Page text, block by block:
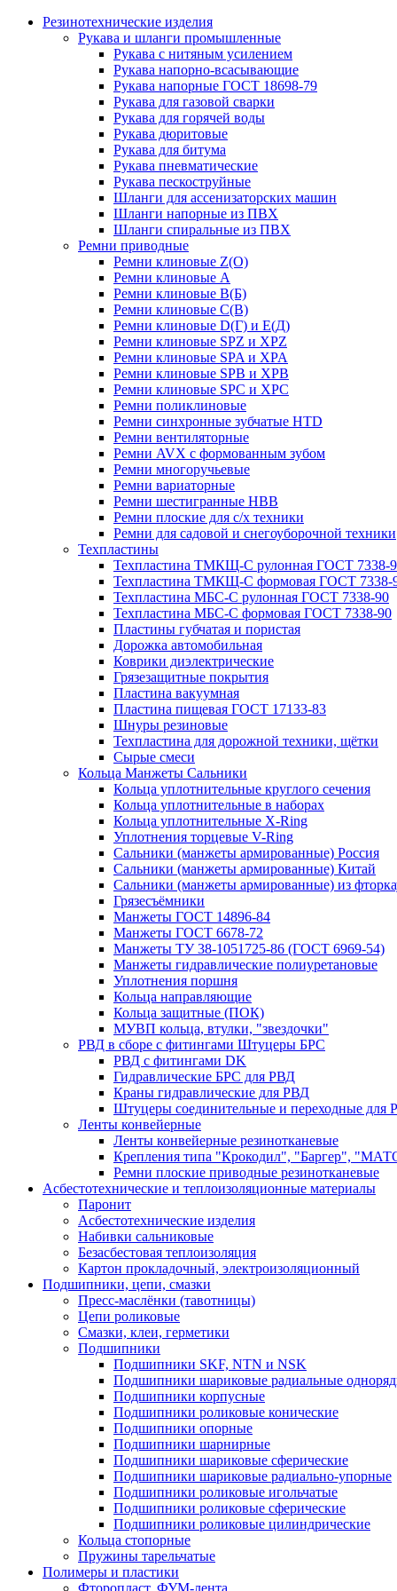
Резинотехнические изделия
Рукава и шланги промышленные
Рукава с нитяным усилением
Рукава напорно-всасывающие
Рукава напорные ГОСТ 18698-79
Рукава для газовой сварки
Рукава для горячей воды
Рукава дюритовые
Рукава для битума
Рукава пневматические
Рукава пескоструйные
Шланги для ассенизаторских машин
Шланги напорные из ПВХ
Шланги спиральные из ПВХ
Ремни приводные
Ремни клиновые Z(О)
Ремни клиновые А
Ремни клиновые В(Б)
Ремни клиновые С(В)
Ремни клиновые D(Г) и Е(Д)
Ремни клиновые SPZ и XPZ
Ремни клиновые SPA и XPA
Ремни клиновые SPB и XPB
Ремни клиновые SPC и XPC
Ремни поликлиновые
Ремни синхронные зубчатые HTD
Ремни вентиляторные
Ремни AVX с формованным зубом
Ремни многоручьевые
Ремни вариаторные
Ремни шестигранные HBB
Ремни плоские для с/х техники
Ремни для садовой и снегоуборочной техники
Техпластины
Техпластина ТМКЩ-С рулонная ГОСТ 7338-
Техпластина ТМКЩ-С формовая ГОСТ 7338-
Техпластина МБС-С рулонная ГОСТ 7338-90
Техпластина МБС-С формовая ГОСТ 7338-90
Пластины губчатая и пористая
Дорожка автомобильная
Коврики диэлектрические
Грязезащитные покрытия
Пластина вакуумная
Пластина пищевая ГОСТ 17133-83
Шнуры резиновые
Техпластина для дорожной техники, щётки
Сырые смеси
Кольца Манжеты Сальники
Кольца уплотнительные круглого сечения
Кольца уплотнительные в наборах
Кольца уплотнительные Х-Ring
Уплотнения торцевые V-Ring
Сальники (манжеты армированные) Россия
Сальники (манжеты армированные) Китай
Сальники (манжеты армированные) из
Грязесъёмники
Манжеты ГОСТ 14896-84
Манжеты ГОСТ 6678-72
Манжеты ТУ 38-1051725-86 (ГОСТ 6969-54)
Манжеты гидравлические полиуретановые
Уплотнения поршня
Кольца направляющие
Кольца защитные (ПОК)
МУВП кольца, втулки, "звездочки"
РВД в сборе с фитингами Штуцеры БРС
РВД с фитингами DK
Гидравлические БРС для РВД
Краны гидравлические для РВД
Штуцеры соединительные и переходные для
Ленты конвейерные
Ленты конвейерные резинотканевые
Крепления типа "Крокодил", "Баргер",
Ремни плоские приводные резинотканевые
Асбестотехнические и теплоизоляционные материалы
Паронит
Асбестотехнические изделия
Набивки сальниковые
Безасбестовая теплоизоляция
Картон прокладочный, электроизоляционный
Подшипники, цепи, смазки
Пресс-маслёнки (тавотницы)
Цепи роликовые
Смазки, клеи, герметики
Подшипники
Подшипники SKF, NTN и NSK
Подшипники шариковые радиальные
Подшипники корпусные
Подшипники роликовые конические
Подшипники опорные
Подшипники шарнирные
Подшипники шариковые сферические
Подшипники шариковые радиально-упорные
Подшипники роликовые игольчатые
Подшипники роликовые сферические
Подшипники роликовые цилиндрические
Кольца стопорные
Пружины тарельчатые
Полимеры и пластики
Фторопласт, ФУМ-лента